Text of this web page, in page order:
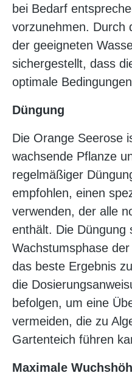
bei Bedarf
vorzunehmen. Durch
der geeigneten
sichergestellt, dass
optimale
Düngung
Die Orange Seerose
wachsende Pflanze
regelmäßiger
empfohlen, einen
verwenden, der alle
enthält. Die Düngung
Wachstumsphase
das beste Ergebnis
die
befolgen, um eine
vermeiden, die zu
Gartenteich führen
Maximale